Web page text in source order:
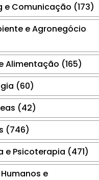
e Comunicação (173)
e Agronegócio
Alimentação (165)
(60)
(42)
(746)
e Psicoterapia (471)
e